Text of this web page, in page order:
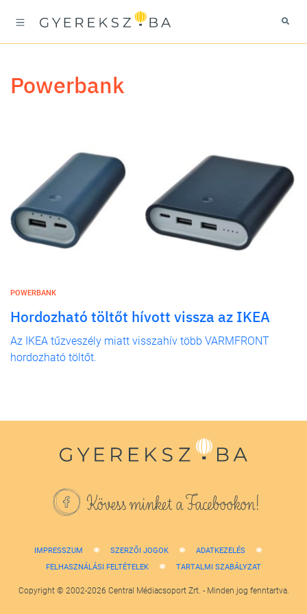
powerbank
POWERBANK
Hordozható töltőt hívott vissza az IKEA
Az IKEA tűzveszély miatt visszahív több VARMFRONT
hordozható töltőt.
Kövess minket a Facebookon!
IMPRESSZUM SZERZŐI JOGOK
ADATKEZELÉS
FELHASZNÁLÁSI FELTÉTELEK
TARTALMI SZABÁLYZAT
Copyright © 2002-2026 Central Médiacsoport Zrt. - Minden jog fenntartva.